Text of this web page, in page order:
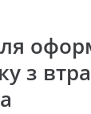
з